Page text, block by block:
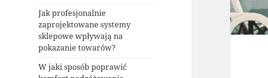
Jak profesjonalnie
zaprojektowane systemy
sklepowe wpływają na
pokazanie towarów?
W jaki sposób poprawić